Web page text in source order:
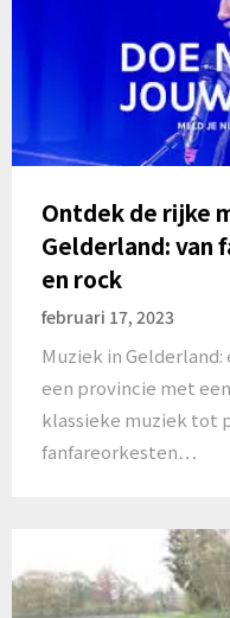
Ontdek de rijke
Gelderland: van
en rock
februari 17, 2023
Muziek in
een provincie met
klassieke muziek tot
fanfareorkesten…